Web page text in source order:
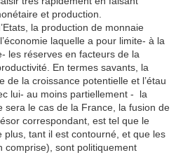
et production.
la production de monnaie
laquelle a pour limite- à la
les réserves en facteurs de la
En termes savants, la
de la croissance potentielle et l’étau
lui- au moins partiellement - la
sera le cas de la France, la fusion de
correspondant, est tel que le
plus, tant il est contourné, et que les
comprise), sont politiquement